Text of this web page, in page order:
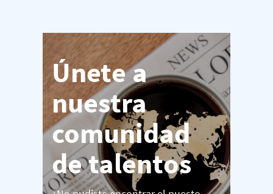
Únete a
nuestra
comunidad
de talentos